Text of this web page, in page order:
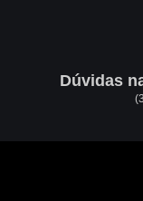
Dúvidas